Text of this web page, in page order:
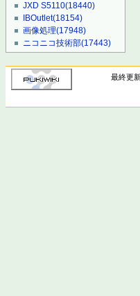
JXD S5110(18440)
IBOutlet(18154)
画像処理(17948)
ニコニコ技術部(17443)
最終更